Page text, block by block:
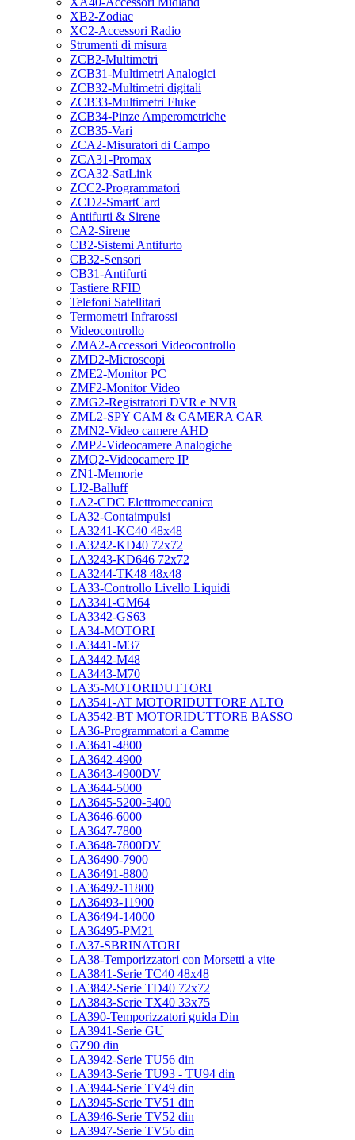
XB2-Zodiac
XC2-Accessori Radio
Strumenti di misura
ZCB2-Multimetri
ZCB31-Multimetri Analogici
ZCB32-Multimetri digitali
ZCB33-Multimetri Fluke
ZCB34-Pinze Amperometriche
ZCB35-Vari
ZCA2-Misuratori di Campo
ZCA31-Promax
ZCA32-SatLink
ZCC2-Programmatori
ZCD2-SmartCard
Antifurti & Sirene
CA2-Sirene
CB2-Sistemi Antifurto
CB32-Sensori
CB31-Antifurti
Tastiere RFID
Telefoni Satellitari
Termometri Infrarossi
Videocontrollo
ZMA2-Accessori Videocontrollo
ZMD2-Microscopi
ZME2-Monitor PC
ZMF2-Monitor Video
ZMG2-Registratori DVR e NVR
ZML2-SPY CAM & CAMERA CAR
ZMN2-Video camere AHD
ZMP2-Videocamere Analogiche
ZMQ2-Videocamere IP
ZN1-Memorie
LJ2-Balluff
LA2-CDC Elettromeccanica
LA32-Contaimpulsi
LA3241-KC40 48x48
LA3242-KD40 72x72
LA3243-KD646 72x72
LA3244-TK48 48x48
LA33-Controllo Livello Liquidi
LA3341-GM64
LA3342-GS63
LA34-MOTORI
LA3441-M37
LA3442-M48
LA3443-M70
LA35-MOTORIDUTTORI
LA3541-AT MOTORIDUTTORE ALTO
LA3542-BT MOTORIDUTTORE BASSO
LA36-Programmatori a Camme
LA3641-4800
LA3642-4900
LA3643-4900DV
LA3644-5000
LA3645-5200-5400
LA3646-6000
LA3647-7800
LA3648-7800DV
LA36490-7900
LA36491-8800
LA36492-11800
LA36493-11900
LA36494-14000
LA36495-PM21
LA37-SBRINATORI
LA38-Temporizzatori con Morsetti a vite
LA3841-Serie TC40 48x48
LA3842-Serie TD40 72x72
LA3843-Serie TX40 33x75
LA390-Temporizzatori guida Din
LA3941-Serie GU
GZ90 din
LA3942-Serie TU56 din
LA3943-Serie TU93 - TU94 din
LA3944-Serie TV49 din
LA3945-Serie TV51 din
LA3946-Serie TV52 din
LA3947-Serie TV56 din